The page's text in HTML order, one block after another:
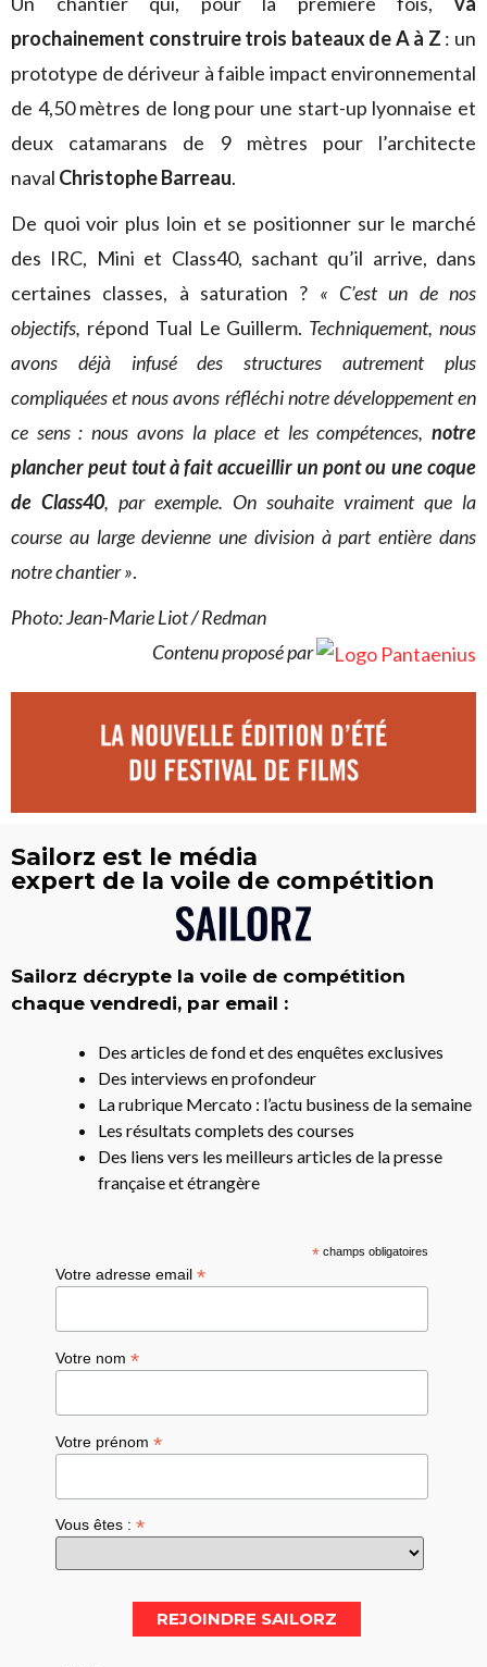
prochainement construire trois bateaux de A à Z : un
prototype de dériveur à faible impact environnemental
de 4,50 mètres de long pour une start-up lyonnaise et
deux catamarans de 9 mètres pour l’architecte
naval Christophe Barreau.
De quoi voir plus loin et se positionner sur le marché
des IRC, Mini et Class40, sachant qu’il arrive, dans
certaines classes, à saturation ? « C’est un de nos
objectifs, répond Tual Le Guillerm. Techniquement, nous
avons déjà infusé des structures autrement plus
compliquéeset nous avons réfléchi notre développement en
ce sens : nous avons la place et les compétences,notre
plancher peut tout à fait accueillir un pont ou une coque
de Class40, par exemple. On souhaite vraiment que la
course au large devienne une division à part entière dans
notre chantier ».
Photo: Jean-Marie Liot / Redman
Contenu proposé par
Sailorz est le média
expert de la voile de compétition
Sailorz décrypte la voile de compétition
chaque vendredi, par email :
Des articles de fond et des enquêtes exclusives
Des interviews en profondeur
La rubrique Mercato : l’actu business de la semaine
Les résultats complets des courses
Des liens vers les meilleurs articles de la presse
française et étrangère
*champs obligatoires
Votre adresse email*
Votre nom*
Votre prénom*
Vous êtes :*